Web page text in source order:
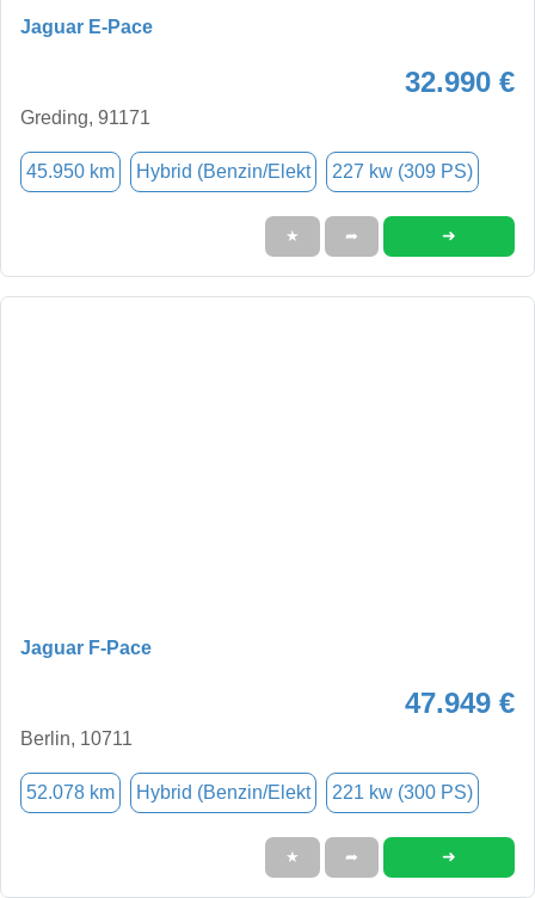
Jaguar E-Pace
32.990 €
Greding, 91171
45.950 km Hybrid (Benzin/Elekt 227 kw (309 PS)
★ ➦ ➜
Jaguar F-Pace
47.949 €
Berlin, 10711
52.078 km Hybrid (Benzin/Elekt 221 kw (300 PS)
★ ➦ ➜